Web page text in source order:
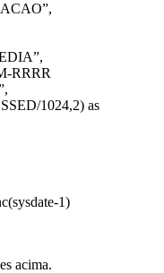
RRRR
1024,2) as
1)
acima.